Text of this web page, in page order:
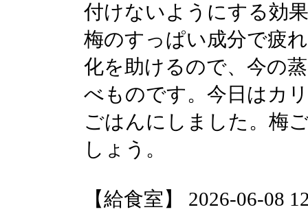
付けないようにする効
梅のすっぱい成分で疲
化を助けるので、今の
べものです。今日はカ
ごはんにしました。梅
しょう。
【給食室】 2026-06-08